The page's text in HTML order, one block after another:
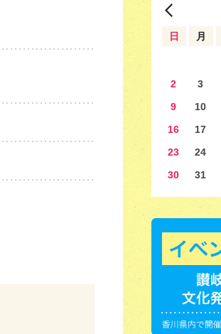
日 月
2
3
9
10
16
17
23
24
30
31